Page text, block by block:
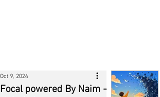
Focal powered By Naim -
Oct 9, 2024